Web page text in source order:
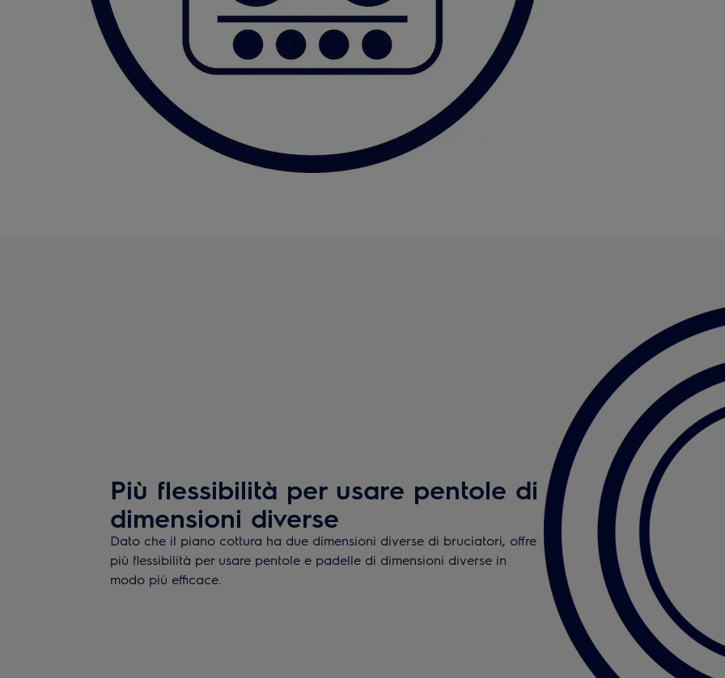
Più flessibilità per usare pentole di
dimensioni diverse
Dato che il piano cottura ha due dimensioni diverse di bruciatori, offre
più flessibilità per usare pentole e padelle di dimensioni diverse in
modo più efficace.